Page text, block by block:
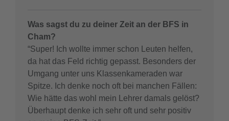
Was sagst du zu deiner Zeit an der BFS in
Cham?
“Super! Ich wollte immer schon Leuten helfen,
da hat das Feld richtig gepasst. Besonders der
Umgang unter uns Klassenkameraden war
Spitze. Ich denke noch oft bei manchen Fällen:
Wie hätte das wohl mein Lehrer damals gelöst?
Überhaupt denke ich sehr oft und sehr positiv